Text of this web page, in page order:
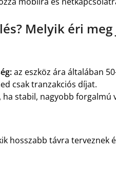
Melyik éri
az eszköz ára általában
csak tranzakciós díjat.
stabil, nagyobb forgalmú
hosszabb távra terveznek